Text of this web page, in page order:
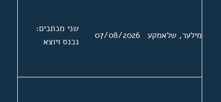
מילער, שלאמקע 07/08/2026
שני מכתבים:
נכנס ויוצא